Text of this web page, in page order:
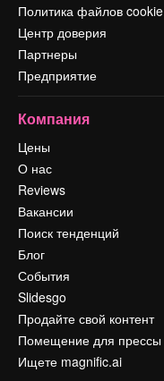
Политика файлов cookie
Центр доверия
Партнеры
Предприятие
Компания
Цены
О нас
Reviews
Вакансии
Поиск тенденций
Блог
События
Slidesgo
Продайте свой контент
Помещение для прессы
Ищете magnific.ai